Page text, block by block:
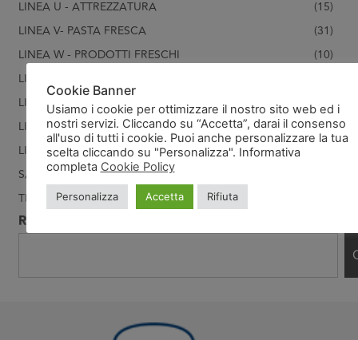
LINEA U - ATTREZZATURA
(15)
LINEA V- PASTA FRESCA
(31)
LINEA W - PRODOTTI FRESCHI
(10)
LINEA X- SALSE
LINEA Y- FRUTTA
(1)
LINEA Z- GELATI
(60)
LINEA Z1-GELATI FERRERO
SALATINI MISTI E PIZZETTE
TRASPORTI
RICERCA
Cookie Banner
Usiamo i cookie per ottimizzare il nostro sito web ed i
nostri servizi. Cliccando su “Accetta”, darai il consenso
all'uso di tutti i cookie. Puoi anche personalizzare la tua
scelta cliccando su "Personalizza". Informativa
completa Cookie Policy
Personalizza Accetta Rifiuta